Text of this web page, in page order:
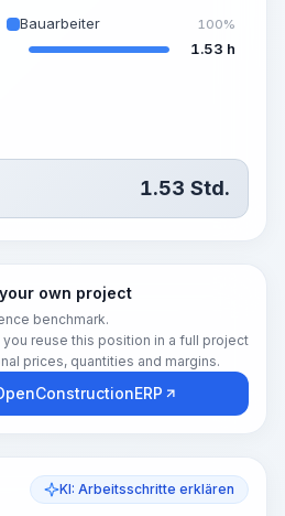
Bauarbeiter 100%
1.53 h
1.53 Std.
own project
benchmark.
you reuse this position in a full project
prices, quantities and margins.
KI: Arbeitsschritte erklären